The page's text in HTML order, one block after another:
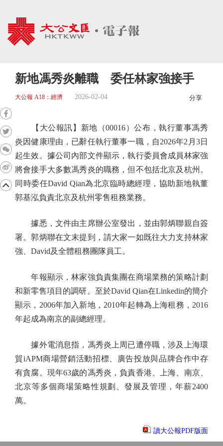
新地馮秀炎離職 委任林家強接手
大公報 A18：經濟 2026-02-04 分享
【大公報訊】新地（00016）公布，執行董事馮秀
炎因健康理由，已辭任執行董事一職，自2026年2月3日
起生效。據公司內部文件顯示，執行委員會成員林家強
將會接手大多數馮秀炎的職務，但不包括北京及杭州。
同時委任David Qian為北京臨時總經理，協助新地執董
郭基泓負責北京及杭州零售租務業務。
據悉，文件由主席辦公室發出，並由郭炳聯親自簽
署。郭炳聯在文末提到，請大家一如既往大力支持林家
強、David及全體租務團隊員工。
年報顯示，林家強負責集團在商場業務的策略計劃
和新零售項目的調研。至於David Qian在Linkedin的簡介
顯示，2006年加入新地，2010年起轉為上海租務，2016
年起成為南京的副總經理。
據外電消息指，馮秀炎上周已遭停職，涉及上海環
貿iAPM商場營銷活動招標、廣告投放與品牌合作中存
有貪腐。現年63歲的馮秀炎，負責香港、上海、南京、
北京等多個商場策略性規劃、發展及管理，年薪2400
萬。
讀大公報PDF版面